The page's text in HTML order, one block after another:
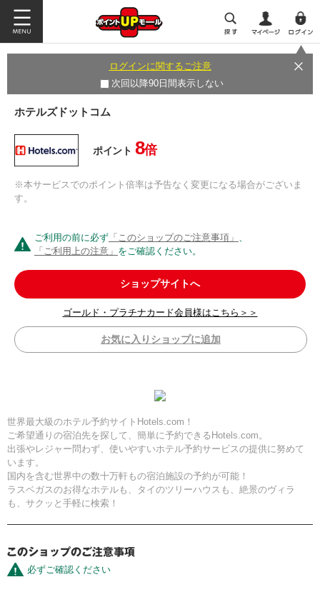
ログインに関するご注意
次回以降90日間表示しない
ホテルズドットコム
ポイント 8倍
※本サービスでのポイント倍率は予告なく変更になる場合がございま
す。
ご利用の前に必ず 「このショップのご注意事項」 、
「ご利用上の注意」 をご確認ください。
ショップサイトへ
ゴールド・プラチナカード会員様はこちら＞＞
お気に入りショップに追加
世界最大級のホテル予約サイトHotels.com！
ご希望通りの宿泊先を探して、簡単に予約できるHotels.com。
出張やレジャー問わず、使いやすいホテル予約サービスの提供に努めて
います。
国内を含む世界中の数十万軒もの宿泊施設の予約が可能！
ラスベガスのお得なホテルも、タイのツリーハウスも、絶景のヴィラ
も、サクッと手軽に検索！
必ずご確認ください